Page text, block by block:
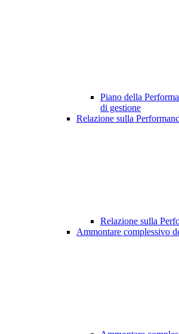
Piano della
di gestione
Relazione sulla
Relazione sulla
Ammontare complessivo